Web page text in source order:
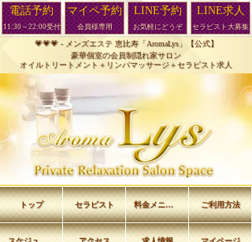
💗💗💗 - メンズエステ 恵比寿「AromaLys」【公式】
豪華個室の会員制隠れ家サロン
オイルトリートメント＋リンパマッサージ＋セラピスト求人
トップ セラピスト 料金メニュー ご利用方法
電話予約
11:30～22:00受付
マイペ予約
会員様専用
LINE予約
お気軽にどうぞ
LINE求人
セラピスト大募集